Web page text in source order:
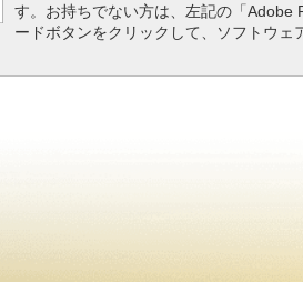
す。お持ちでない方は、左記の「Adobe
ードボタンをクリックして、ソフトウェ